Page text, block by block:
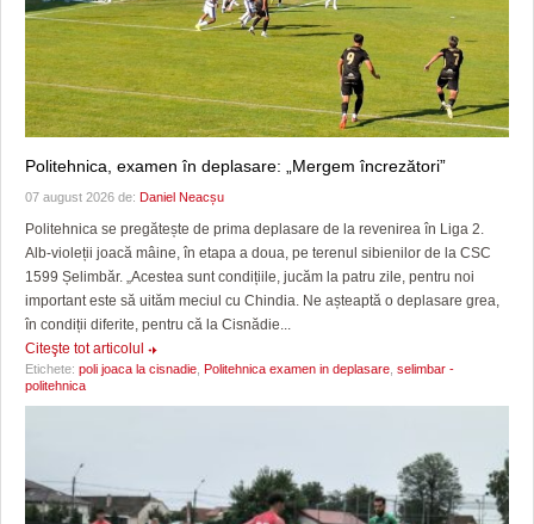
Politehnica, examen în deplasare: „Mergem încrezători”
07 august 2026 de: Daniel Neacșu
Politehnica se pregătește de prima deplasare de la revenirea în Liga 2.
Alb-violeții joacă mâine, în etapa a doua, pe terenul sibienilor de la CSC
1599 Șelimbăr. „Acestea sunt condițiile, jucăm la patru zile, pentru noi
important este să uităm meciul cu Chindia. Ne așteaptă o deplasare grea,
în condiții diferite, pentru că la Cisnădie...
Citeşte tot articolul
Etichete: poli joaca la cisnadie Politehnica examen in deplasare selimbar -
politehnica